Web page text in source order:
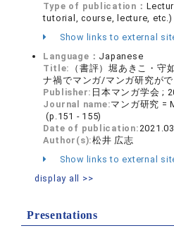
Type of publication：
tutorial, course, lecture, etc.)
Show links to external
Language： Japanese
Title:
（書評）堀あきこ・守
ナ禍でマンガ/マンガ研究が
Publisher: 日本マンガ学会 ;
Journal name:マンガ研究 =
(p.151 - 155)
Date of publication:2021.03
Author(s):松井 広志
Show links to external
display all >>
Presentations